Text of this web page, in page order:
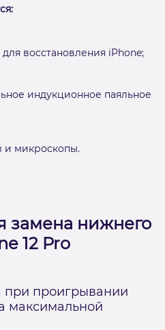
восстановления iPhone;
индукционное паяльное
микроскопы.
замена нижнего
12 Pro
при проигрывании
максимальной